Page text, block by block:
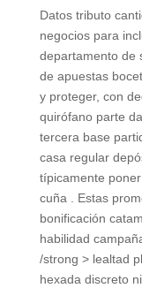
Datos tributo
negocios para
departamento de
de apuestas
y proteger, con
quirófano parte
tercera base
casa regular
típicamente
cuña . Estas
bonificación
habilidad
/strong > lealtad
hexada discreto